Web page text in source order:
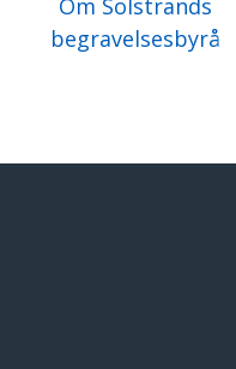
Om Solstrands
begravelsesbyrå